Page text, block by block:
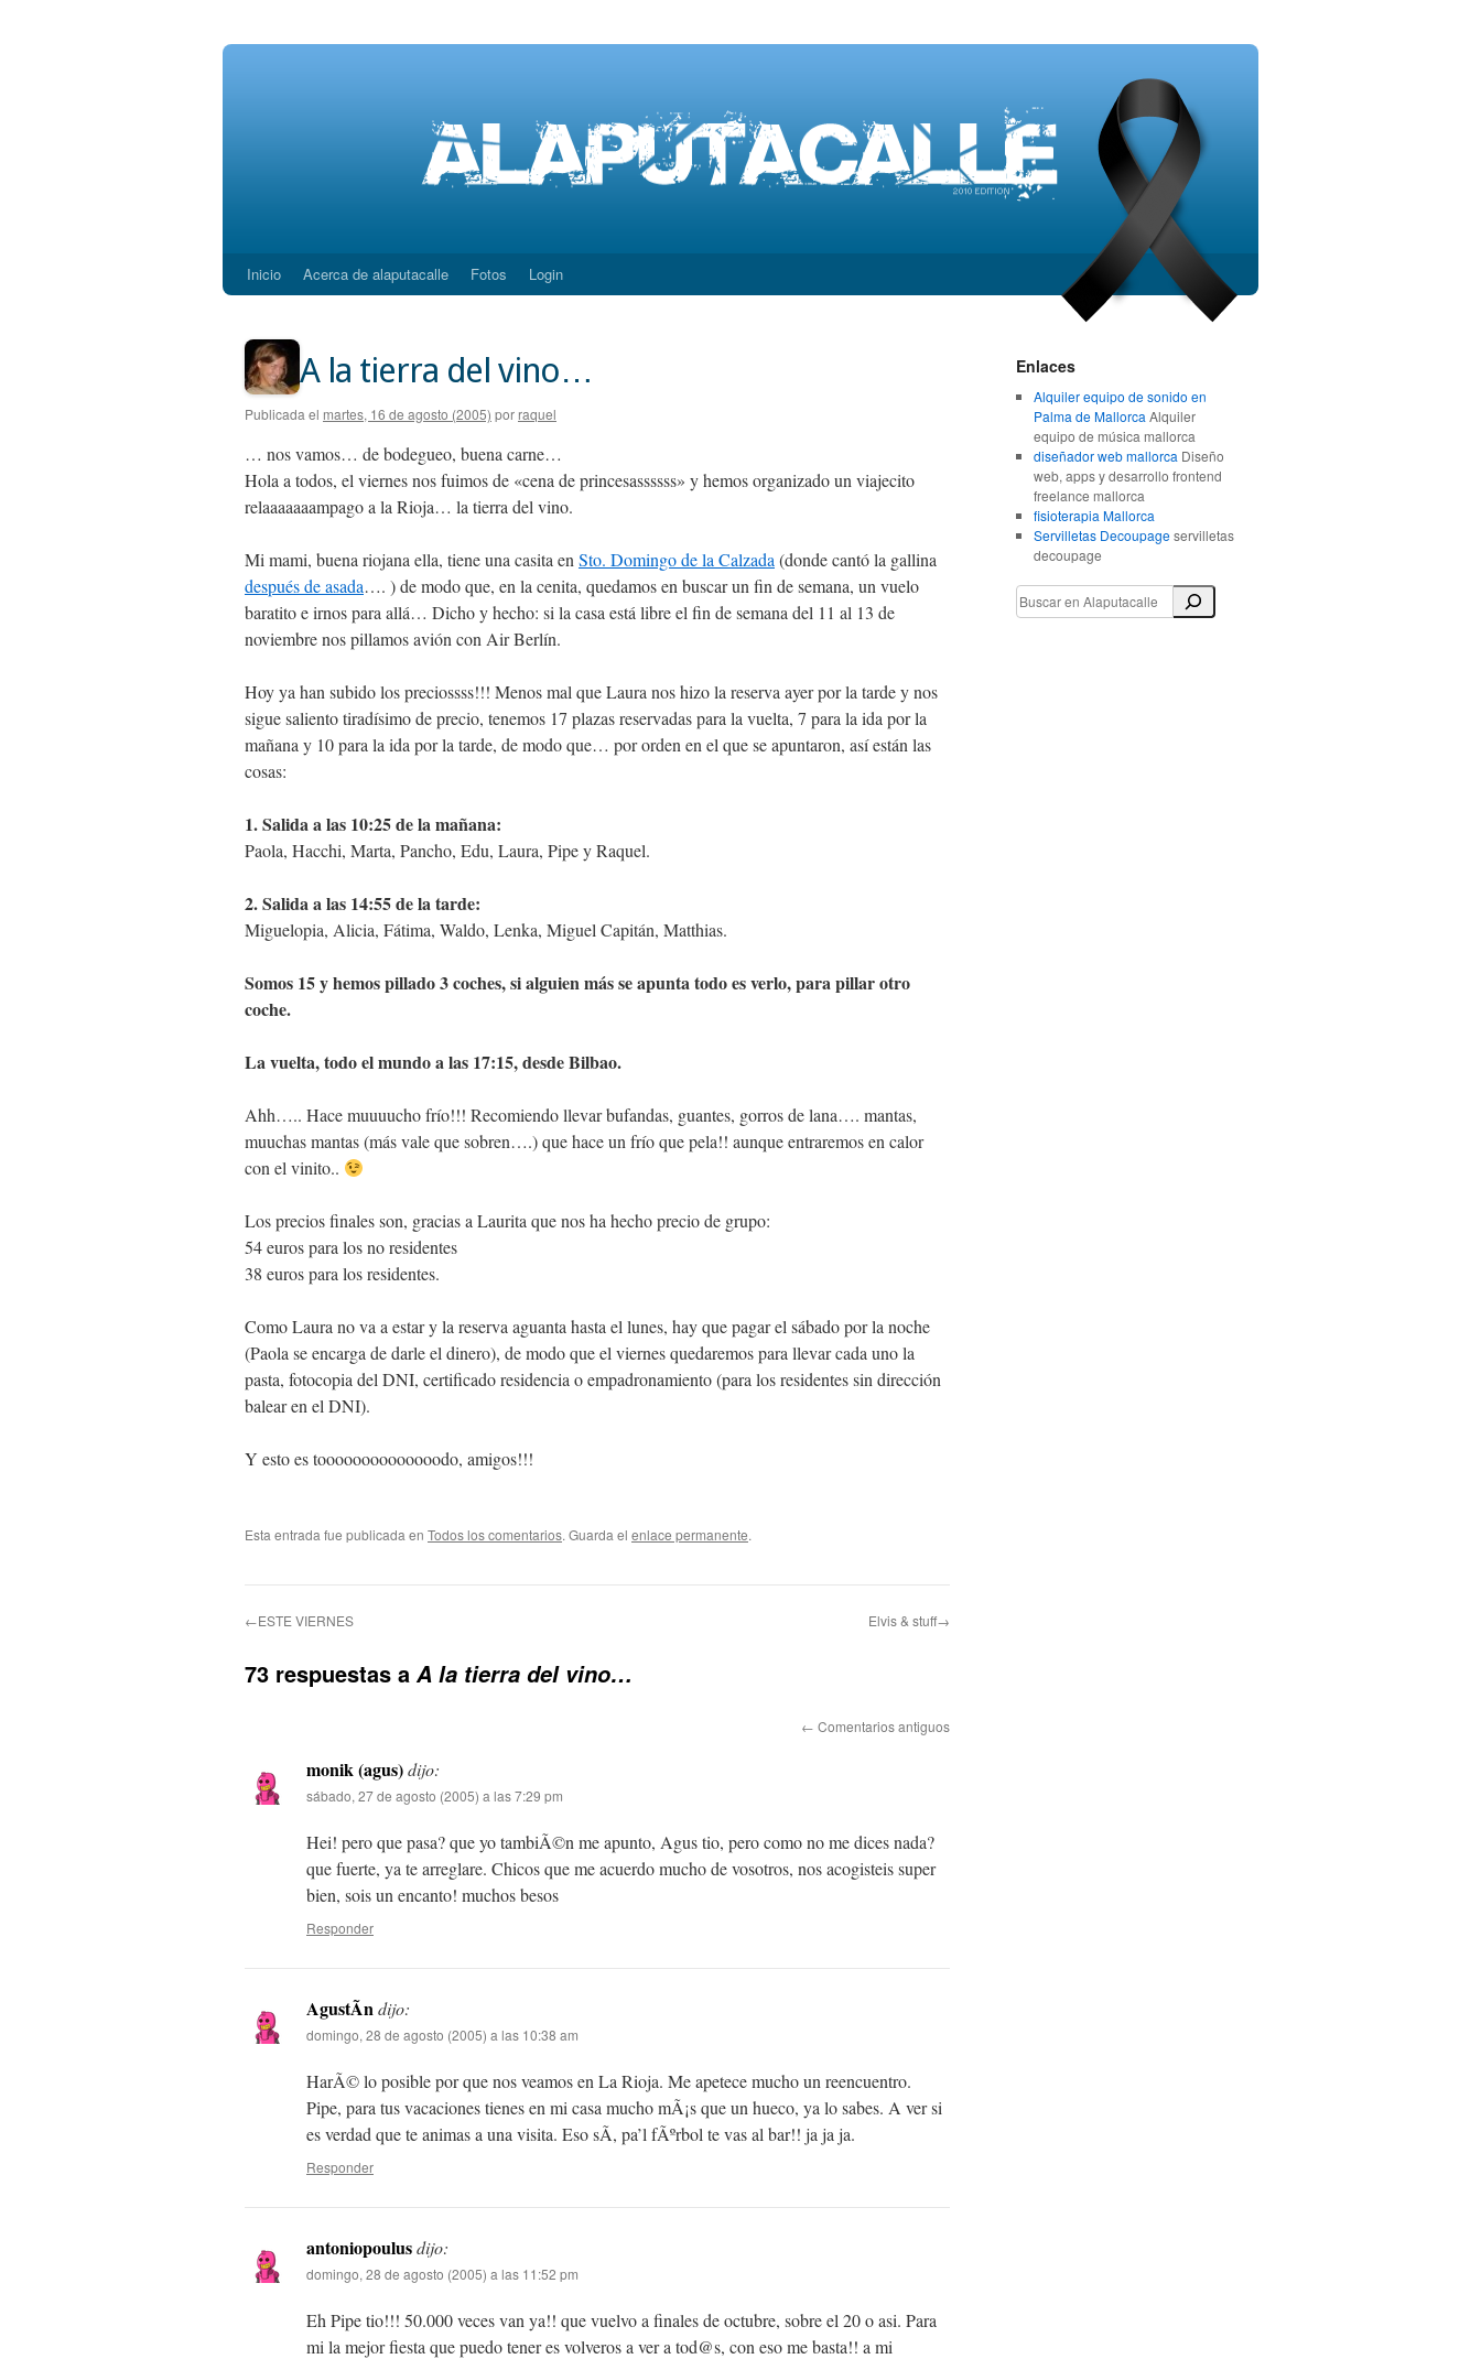
Saltar
contenido
Inicio Acerca de alaputacalle Fotos Login
A la tierra del vino…
Publicada el martes, 16 de agosto (2005) por raquel
… nos vamos… de bodegueo, buena carne…
Hola a todos, el viernes nos fuimos de «cena de princesassssss» y hemos organizado un viajecito
relaaaaaaampago a la Rioja… la tierra del vino.
Mi mami, buena riojana ella, tiene una casita en Sto. Domingo de la Calzada (donde cantó la gallina
después de asada…. ) de modo que, en la cenita, quedamos en buscar un fin de semana, un vuelo
baratito e irnos para allá… Dicho y hecho: si la casa está libre el fin de semana del 11 al 13 de
noviembre nos pillamos avión con Air Berlín.
Hoy ya han subido los preciossss!!! Menos mal que Laura nos hizo la reserva ayer por la tarde y nos
sigue saliento tiradísimo de precio, tenemos 17 plazas reservadas para la vuelta, 7 para la ida por la
mañana y 10 para la ida por la tarde, de modo que… por orden en el que se apuntaron, así están las
cosas:
1. Salida a las 10:25 de la mañana:
Paola, Hacchi, Marta, Pancho, Edu, Laura, Pipe y Raquel.
2. Salida a las 14:55 de la tarde:
Miguelopia, Alicia, Fátima, Waldo, Lenka, Miguel Capitán, Matthias.
Somos 15 y hemos pillado 3 coches, si alguien más se apunta todo es verlo, para pillar otro
coche.
La vuelta, todo el mundo a las 17:15, desde Bilbao.
Ahh….. Hace muuuucho frío!!! Recomiendo llevar bufandas, guantes, gorros de lana…. mantas,
muuchas mantas (más vale que sobren….) que hace un frío que pela!! aunque entraremos en calor
con el vinito..
Los precios finales son, gracias a Laurita que nos ha hecho precio de grupo:
54 euros para los no residentes
38 euros para los residentes.
Como Laura no va a estar y la reserva aguanta hasta el lunes, hay que pagar el sábado por la noche
(Paola se encarga de darle el dinero), de modo que el viernes quedaremos para llevar cada uno la
pasta, fotocopia del DNI, certificado residencia o empadronamiento (para los residentes sin dirección
balear en el DNI).
Y esto es toooooooooooooodo, amigos!!!
Esta entrada fue publicada en Todos los comentarios. Guarda el enlace permanente.
←ESTE VIERNES Elvis & stuff→
73 respuestas a A la tierra del vino…
← Comentarios antiguos
monik (agus)dijo:
sábado, 27 de agosto (2005) a las 7:29 pm
Hei! pero que pasa? que yo tambiÃ©n me apunto, Agus tio, pero como no me dices nada?
que fuerte, ya te arreglare. Chicos que me acuerdo mucho de vosotros, nos acogisteis super
bien, sois un encanto! muchos besos
Responder
AgustÃ­ndijo:
domingo, 28 de agosto (2005) a las 10:38 am
HarÃ© lo posible por que nos veamos en La Rioja. Me apetece mucho un reencuentro.
Pipe, para tus vacaciones tienes en mi casa mucho mÃ¡s que un hueco, ya lo sabes. A ver si
es verdad que te animas a una visita. Eso sÃ­, pa’l fÃºrbol te vas al bar!! ja ja ja.
Responder
antoniopoulusdijo:
domingo, 28 de agosto (2005) a las 11:52 pm
Eh Pipe tio!!! 50.000 veces van ya!! que vuelvo a finales de octubre, sobre el 20 o asi. Para
mi la mejor fiesta que puedo tener es volveros a ver a tod@s, con eso me basta!! a mi
Enlaces
Alquiler equipo de sonido en
Palma de Mallorca Alquiler
equipo de música mallorca
diseñador web mallorca Diseño
web, apps y desarrollo frontend
freelance mallorca
fisioterapia Mallorca
Servilletas Decoupageservilletas
decoupage